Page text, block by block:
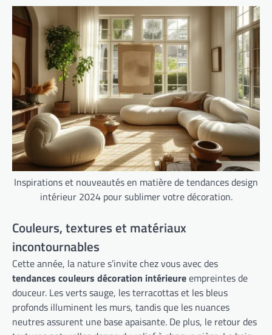
Inspirations et nouveautés en matière de tendances design
intérieur 2024 pour sublimer votre décoration.
Couleurs, textures et matériaux
incontournables
Cette année, la nature s’invite chez vous avec des
tendances couleurs décoration intérieureempreintes de
douceur. Les verts sauge, les terracottas et les bleus
profonds illuminent les murs, tandis que les nuances
neutres assurent une base apaisante. De plus, le retour des